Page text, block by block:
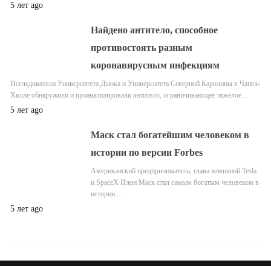
5 лет ago
Найдено антитело, способное
противостоять разным
коронавирусным инфекциям
Исследователи Университета Дьюка и Университета Северной Каролины в Чапел-
Хилле обнаружили и проанализировали антитело, ограничивающее тяжелое…
5 лет ago
Маск стал богатейшим человеком в
истории по версии Forbes
Американский предприниматель, глава компаний Tesla
и SpaceX Илон Маск стал самым богатым человеком в
истории…
5 лет ago